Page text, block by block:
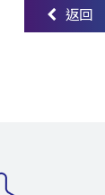
返回